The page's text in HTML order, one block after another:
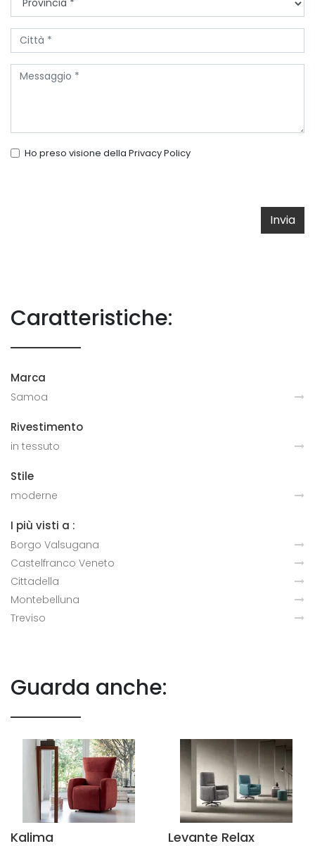
Ho preso visione della Privacy Policy
Invia
Caratteristiche:
Marca
Samoa
Rivestimento
in tessuto
Stile
moderne
I più visti a :
Borgo Valsugana
Castelfranco Veneto
Cittadella
Montebelluna
Treviso
Guarda anche:
Kalima Levante Relax